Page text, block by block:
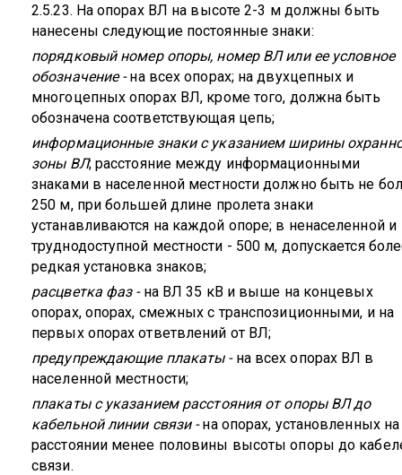
2.5.23. На опорах ВЛ на высоте 2-3 м должны быть
нанесены следующие постоянные знаки:
порядковый номер опоры, номер ВЛ или ее условное
обозначение -на всех опорах; на двухцепных и
многоцепных опорах ВЛ, кроме того, должна быть
обозначена соответствующая цепь;
информационные знаки с указанием ширины
зоны ВЛ; расстояние между информационными
знаками в населенной местности должно быть не
250 м, при большей длине пролета знаки
устанавливаются на каждой опоре; в ненаселенной и
труднодоступной местности - 500 м, допускается
редкая установка знаков;
расцветка фаз - на ВЛ 35 кВ и выше на концевых
опорах, опорах, смежных с транспозиционными, и на
первых опорах ответвлений от ВЛ;
предупреждающие плакаты - на всех опорах ВЛ в
населенной местности;
плакаты с указанием расстояния от опоры ВЛ до
кабельной линии связи -на опорах, установленных на
расстоянии менее половины высоты опоры до
связи.